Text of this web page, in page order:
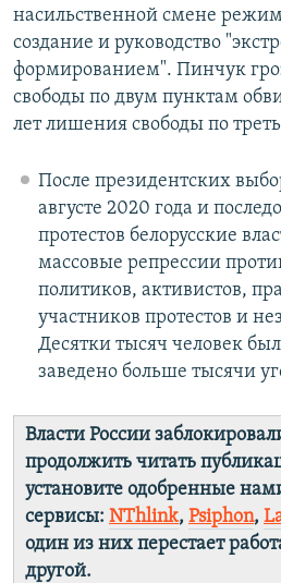
насильственной смене
создание и руководство
формированием". Пинчук
свободы по двум пунктам
лет лишения свободы по
После президентских
августе 2020 года и
протестов белорусские
массовые репрессии
политиков, активистов,
участников протестов и
Десятки тысяч человек
заведено больше тысячи
Власти России
продолжить читать
установите одобренные
сервисы: NThlink, Psiphon,
один из них перестает
другой.